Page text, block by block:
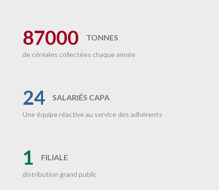
87000 TONNES
de céréales collectées chaque année
24 SALARIÉS CAPA
Une équipe réactive au service des adhérents
1 FILIALE
distribution grand public